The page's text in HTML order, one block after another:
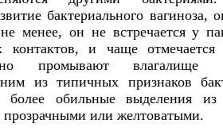
бактериального вагиноза,
менее, он не встречается у
контактов, и чаще
промывают влагалище
из типичных признаков
более обильные выделения из
прозрачными или желтоватыми.